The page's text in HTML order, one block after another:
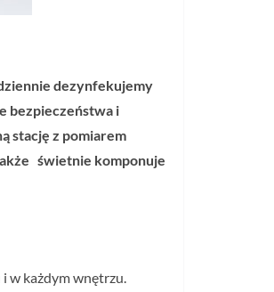
dezynfekujemy
bezpieczeństwa i
stację z pomiarem
świetnie komponuje
w każdym wnętrzu.